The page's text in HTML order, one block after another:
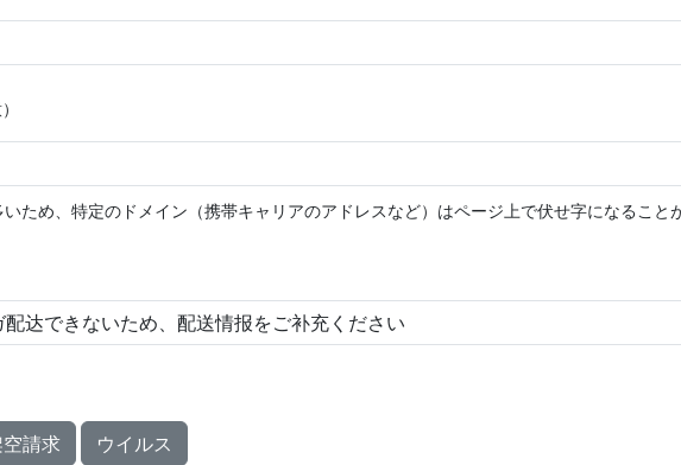
ため、特定のドメイン（携帯キャリアのアドレスなど）はページ上で伏せ字になること
請求 ウイルス